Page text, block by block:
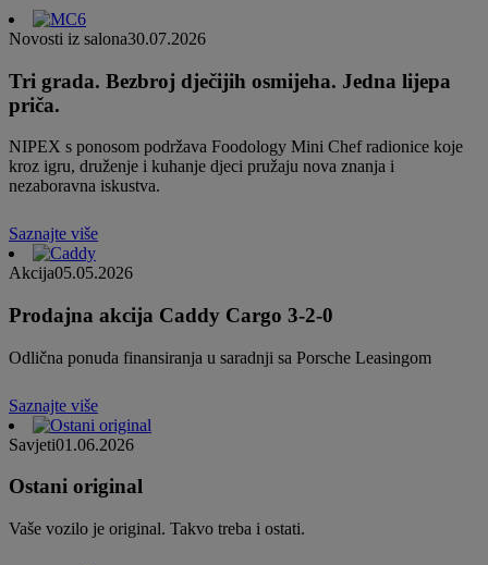
Novosti iz salona30.07.2026
Tri grada. Bezbroj dječijih osmijeha. Jedna lijepa
priča.
NIPEX s ponosom podržava Foodology Mini Chef radionice koje
kroz igru, druženje i kuhanje djeci pružaju nova znanja i
nezaboravna iskustva.
Saznajte više
Akcija05.05.2026
Prodajna akcija Caddy Cargo 3-2-0
Odlična ponuda finansiranja u saradnji sa Porsche Leasingom
Saznajte više
Savjeti01.06.2026
Ostani original
Vaše vozilo je original. Takvo treba i ostati.